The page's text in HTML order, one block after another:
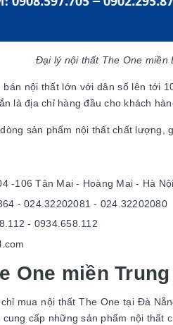
Đại lý nội thất The One miền
nội thất lớn với dân số lên tới
là địa chỉ hàng đầu cho khách
sản phẩm nội thất chất
-106 Tân Mai - Hoàng Mai - Hà Nội
- 024.32202081 - 024.32202080
- 0934.658.112
One miền Trung
mua nội thất The One tại Đà
cấp những sản phẩm nội thất